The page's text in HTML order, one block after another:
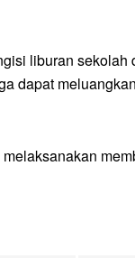
liburan sekolah
dapat